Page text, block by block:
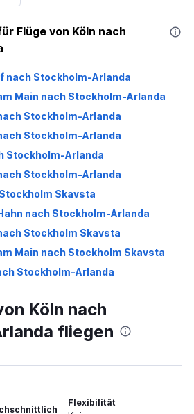
Flüge von Köln nach
nach Stockholm-Arlanda
Main nach Stockholm-Arlanda
Stockholm-Arlanda
Stockholm-Arlanda
Stockholm-Arlanda
Stockholm-Arlanda
Skavsta
nach Stockholm-Arlanda
Stockholm Skavsta
Main nach Stockholm Skavsta
Stockholm-Arlanda
Stockholm-Arlanda
nach Stockholm-Arlanda
nach Stockholm Skavsta
Stockholm-Arlanda
Stockholm Skavsta
Köln nach
fliegen
Flexibilität